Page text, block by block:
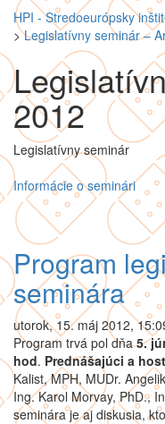
HPI - Stredoeurópsky
>Legislatívny seminár –
2012
Legislatívny seminár
Informácie o seminári
Program
seminára
utorok, 15. máj 2012,
Program trvá pol dňa5.
hod. Prednášajúci a
Kalist, MPH, MUDr.
Ing. Karol Morvay, PhD.,
seminára je aj diskusia,